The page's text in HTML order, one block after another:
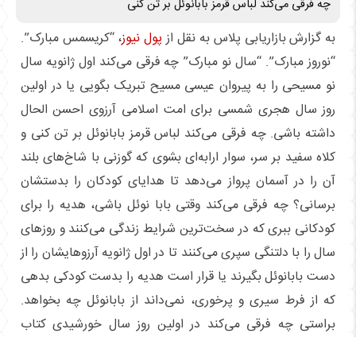
چه فرقی می‌کند لباس قرمز بابانوئل بر تن کنی
به گزارش بازاریابی پلاس به نقل ازپول نیوز، “کریسمس مبارک”.
“نوروز مبارک”. “سال نو مبارک” چه فرقی می‌کند اول ژانویه سال
نو مسیحی را به پیروان عیسی مسیح تبریک بگویی یا در اولین
روز سال هجری شمسی برای امت اسلامی آرزوی احسن الحال
داشته باشی. چه فرقی می‌کند لباس قرمز بابانوئل بر تن کنی و
کلاه سفید بر سر، سوار ارابه‌ای بشوی که گوزنی با شاخ‌های بلند
آن را در آسمان پرواز می‌دهد تا هدایای کودکان را بدستشان
برسانی؟ چه فرقی می‌کند وقتی بابا نوئل باشی، هدیه را برای
کودکانی ببری که در سخت‌ترین شرایط زندگی می‌کنند و روز‌های
سال را با دلتنگی سپری می‌کنند تا در اول ژانویه آرزوهایشان را از
دست بابانوئل بگیرند یا قرار است هدیه را بدست کودکی بدهی
که از فرط سیری و پرخوری، نمی‌داند از بابانوئل چه بخواهد.
براستی چه فرقی می‌کند در اولین روز سال خورشیدی کتاب